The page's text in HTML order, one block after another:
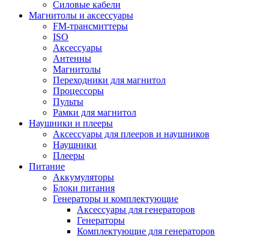
Силовые кабели
Магнитолы и аксессуары
FM-трансмиттеры
ISO
Аксессуары
Антенны
Магнитолы
Переходники для магнитол
Процессоры
Пульты
Рамки для магнитол
Наушники и плееры
Аксессуары для плееров и наушников
Наушники
Плееры
Питание
Аккумуляторы
Блоки питания
Генераторы и комплектующие
Аксессуары для генераторов
Генераторы
Комплектующие для генераторов